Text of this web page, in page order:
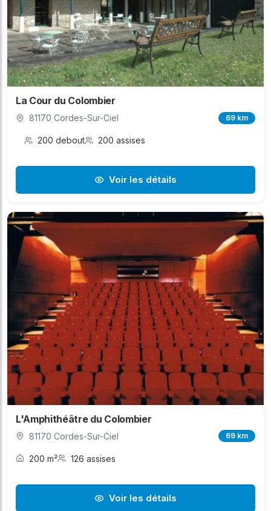
La Cour du Colombier
81170 Cordes-Sur-Ciel 69 km
200 debout 200 assises
Voir les détails
L'Amphithéâtre du Colombier
81170 Cordes-Sur-Ciel 69 km
200 m² 126 assises
Voir les détails